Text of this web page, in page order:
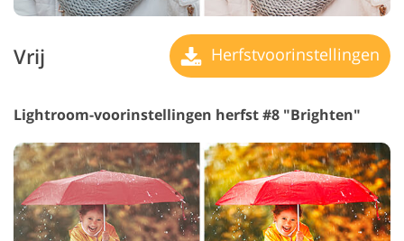
Vrij Herfstvoorinstellingen
Lightroom-voorinstellingen herfst #8 "Brighten"